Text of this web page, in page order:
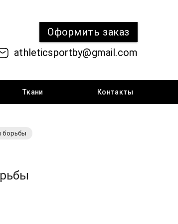
Оформить заказ
athleticsportby@gmail.com
Ткани Контакты
борьбы